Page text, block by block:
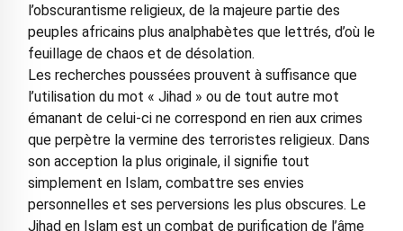
l’obscurantisme religieux, de la majeure partie des
peuples africains plus analphabètes que lettrés, d’où le
feuillage de chaos et de désolation.
Les recherches poussées prouvent à suffisance que
l’utilisation du mot « Jihad » ou de tout autre mot
émanant de celui-ci ne correspond en rien aux crimes
que perpètre la vermine des terroristes religieux. Dans
son acception la plus originale, il signifie tout
simplement en Islam, combattre ses envies
personnelles et ses perversions les plus obscures. Le
Jihad en Islam est un combat de purification de l’âme